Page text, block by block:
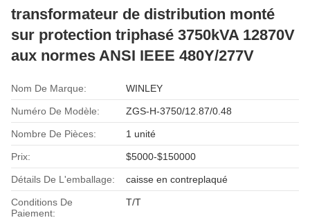
transformateur de distribution monté
sur protection triphasé 3750kVA 12870V
aux normes ANSI IEEE 480Y/277V
Nom De Marque: WINLEY
Numéro De Modèle: ZGS-H-3750/12.87/0.48
Nombre De Pièces: 1 unité
Prix: $5000-$150000
Détails De L'emballage: caisse en contreplaqué
Conditions De
Paiement:
T/T